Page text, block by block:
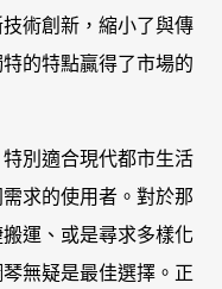
術創新，縮小了與傳
的特點贏得了市場的
別適合現代都市生活
求的使用者。對於那
運、或是尋求多樣化
無疑是最佳選擇。正